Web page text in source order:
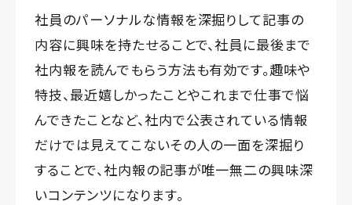
社員のパーソナルな情報を深掘りして記事の
内容に興味を持たせることで、社員に最後まで
社内報を読んでもらう方法も有効です。趣味や
特技、最近嬉しかったことやこれまで仕事で悩
んできたことなど、社内で公表されている情報
だけでは見えてこないその人の一面を深掘り
することで、社内報の記事が唯一無二の興味深
いコンテンツになります。